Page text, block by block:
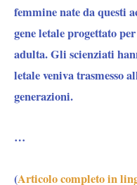
femmine nate da questi
gene letale progettato
adulta. Gli scienziati
letale veniva trasmesso
generazioni.
…
(Articolo completo in